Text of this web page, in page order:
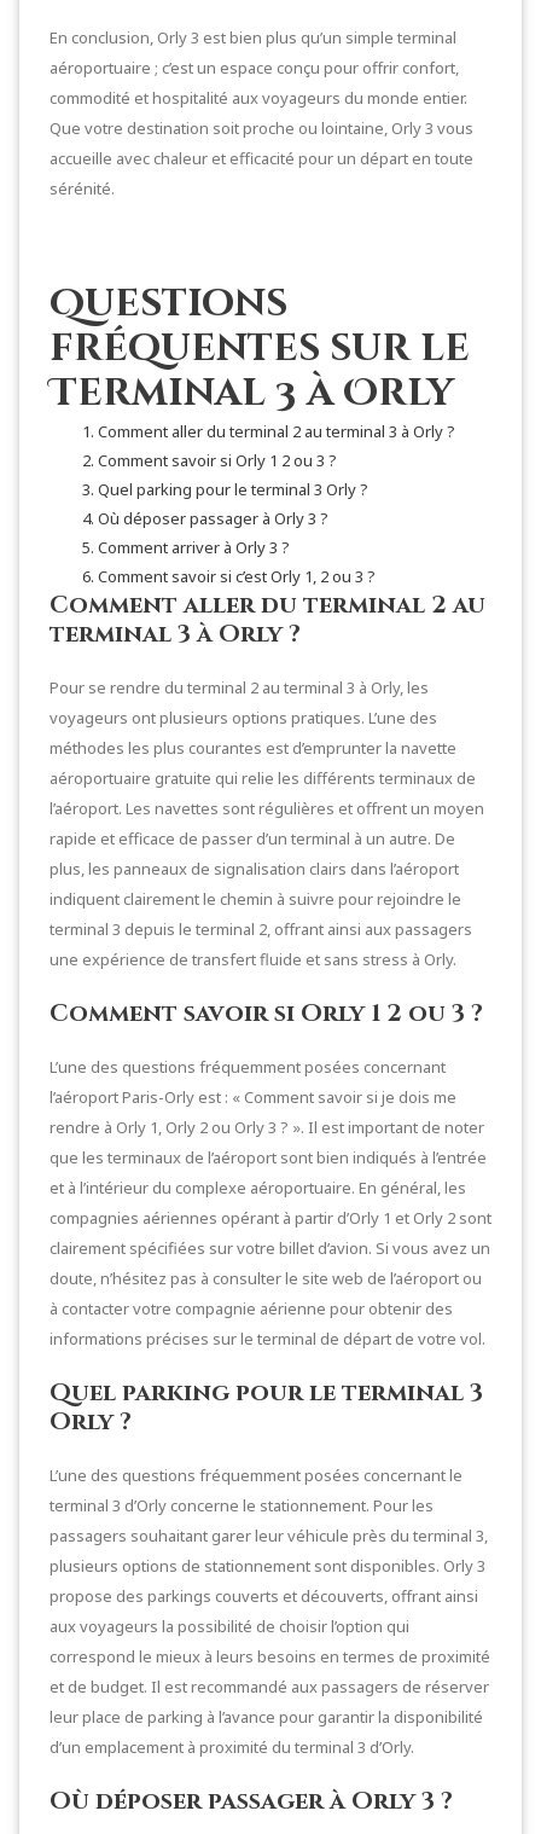
En conclusion, Orly 3 est bien plus qu’un simple terminal
aéroportuaire ; c’est un espace conçu pour offrir confort,
commodité et hospitalité aux voyageurs du monde entier.
Que votre destination soit proche ou lointaine, Orly 3 vous
accueille avec chaleur et efficacité pour un départ en toute
sérénité.
Questions
fréquentes sur le
Terminal 3 à Orly
Comment aller du terminal 2 au terminal 3 à Orly ?
Comment savoir si Orly 1 2 ou 3 ?
Quel parking pour le terminal 3 Orly ?
Où déposer passager à Orly 3 ?
Comment arriver à Orly 3 ?
Comment savoir si c’est Orly 1, 2 ou 3 ?
Comment aller du terminal 2 au
terminal 3 à Orly ?
Pour se rendre du terminal 2 au terminal 3 à Orly, les
voyageurs ont plusieurs options pratiques. L’une des
méthodes les plus courantes est d’emprunter la navette
aéroportuaire gratuite qui relie les différents terminaux de
l’aéroport. Les navettes sont régulières et offrent un moyen
rapide et efficace de passer d’un terminal à un autre. De
plus, les panneaux de signalisation clairs dans l’aéroport
indiquent clairement le chemin à suivre pour rejoindre le
terminal 3 depuis le terminal 2, offrant ainsi aux passagers
une expérience de transfert fluide et sans stress à Orly.
Comment savoir si Orly 1 2 ou 3 ?
L’une des questions fréquemment posées concernant
l’aéroport Paris-Orly est : « Comment savoir si je dois me
rendre à Orly 1, Orly 2 ou Orly 3 ? ». Il est important de noter
que les terminaux de l’aéroport sont bien indiqués à l’entrée
et à l’intérieur du complexe aéroportuaire. En général, les
compagnies aériennes opérant à partir d’Orly 1 et Orly 2 sont
clairement spécifiées sur votre billet d’avion. Si vous avez un
doute, n’hésitez pas à consulter le site web de l’aéroport ou
à contacter votre compagnie aérienne pour obtenir des
informations précises sur le terminal de départ de votre vol.
Quel parking pour le terminal 3
Orly ?
L’une des questions fréquemment posées concernant le
terminal 3 d’Orly concerne le stationnement. Pour les
passagers souhaitant garer leur véhicule près du terminal 3,
plusieurs options de stationnement sont disponibles. Orly 3
propose des parkings couverts et découverts, offrant ainsi
aux voyageurs la possibilité de choisir l’option qui
correspond le mieux à leurs besoins en termes de proximité
et de budget. Il est recommandé aux passagers de réserver
leur place de parking à l’avance pour garantir la disponibilité
d’un emplacement à proximité du terminal 3 d’Orly.
Où déposer passager à Orly 3 ?